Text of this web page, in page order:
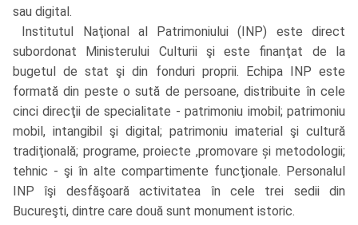
sau digital.
Institutul Naţional al Patrimoniului (INP) este direct
subordonat Ministerului Culturii şi este finanţat de la
bugetul de stat şi din fonduri proprii. Echipa INP este
formată din peste o sută de persoane, distribuite în cele
cinci direcţii de specialitate - patrimoniu imobil; patrimoniu
mobil, intangibil şi digital; patrimoniu imaterial şi cultură
tradiţională; programe, proiecte ,promovare și metodologii;
tehnic - şi în alte compartimente funcţionale. Personalul
INP îşi desfăşoară activitatea în cele trei sedii din
Bucureşti, dintre care două sunt monument istoric.